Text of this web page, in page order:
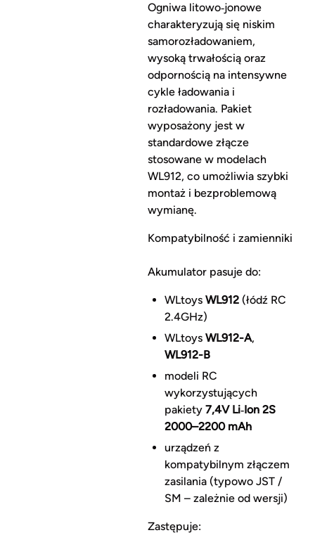
Ogniwa litowo‑jonowe
charakteryzują się niskim
samorozładowaniem,
wysoką trwałością oraz
odpornością na intensywne
cykle ładowania i
rozładowania. Pakiet
wyposażony jest w
standardowe złącze
stosowane w modelach
WL912, co umożliwia szybki
montaż i bezproblemową
wymianę.
Kompatybilność i zamienniki
Akumulator pasuje do:
WLtoys WL912(łódź RC
2.4GHz)
WLtoys WL912-A,
WL912-B
modeli RC
wykorzystujących
pakiety 7,4V Li‑Ion 2S
2000–2200 mAh
urządzeń z
kompatybilnym złączem
zasilania (typowo JST /
SM – zależnie od wersji)
Zastępuje: